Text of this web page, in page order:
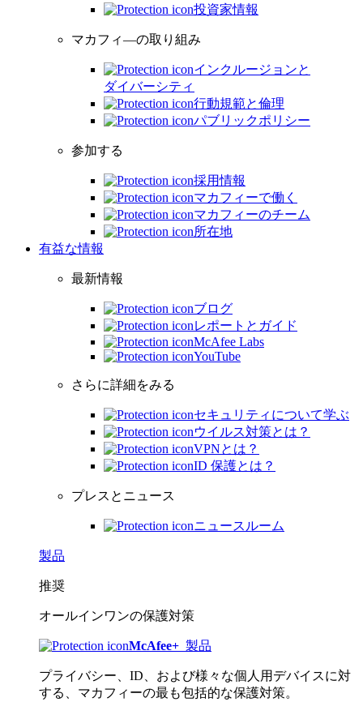
投資家情報
マカフィ―の取り組み
インクルージョンと
ダイバーシティ
行動規範と倫理
パブリックポリシー
参加する
採用情報
マカフィーで働く
マカフィーのチーム
所在地
有益な情報
最新情報
ブログ
レポートとガイド
McAfee Labs
YouTube
さらに詳細をみる
セキュリティについて学ぶ
ウイルス対策とは？
VPNとは？
ID 保護とは？
プレスとニュース
ニュースルーム
製品
推奨
オールインワンの保護対策
McAfee+ 製品
プライバシー、ID、および様々な個人用デバイスに対
する、マカフィーの最も包括的な保護対策。